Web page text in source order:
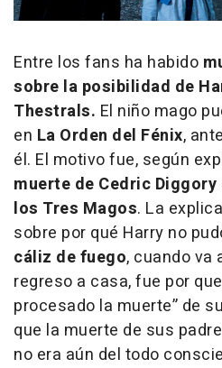
Entre los fans ha habido
sobre la posibilidad de
Thestrals. El niño mago
en La Orden del Fénix,
él. El motivo fue, según
muerte de Cedric
los Tres Magos. La
sobre por qué Harry no
cáliz de fuego, cuando va
regreso a casa, fue por
procesado la muerte” de
que la muerte de sus
no era aún del todo